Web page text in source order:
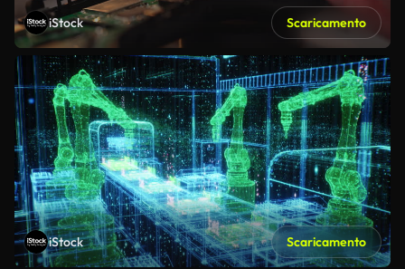
iStock Scaricamento
iStock Scaricamento